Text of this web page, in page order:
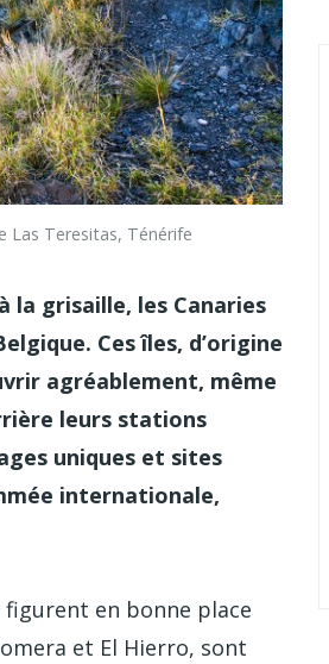
Las Teresitas, Ténérife
la grisaille, les Canaries
Ces îles, d’origine
agréablement, même
leurs stations
uniques et sites
internationale,
figurent en bonne place
et El Hierro, sont